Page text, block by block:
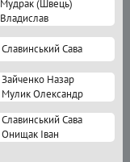
Мудрак (Швець)
Владислав
Славинський Сава
Зайченко Назар
Мулик Олександр
Славинський Сава
Онищак Іван